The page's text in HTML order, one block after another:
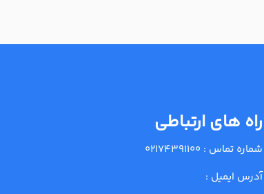
راه های ارتباطی
شماره تماس : 02174391100
آدرس ایمیل :